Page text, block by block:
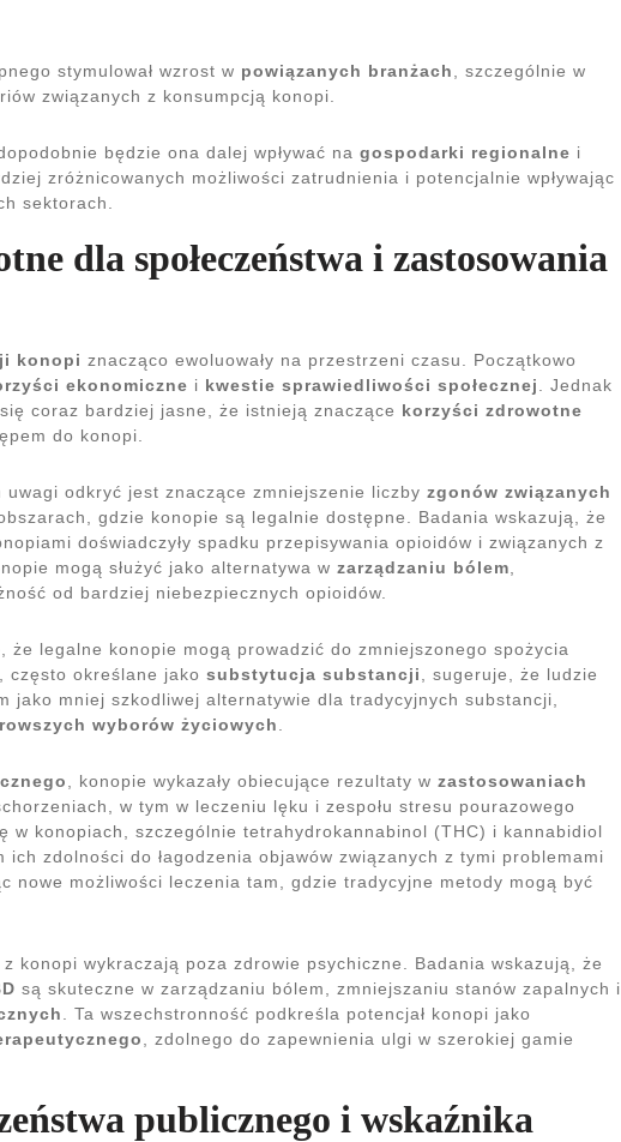
stymulował wzrost w powiązanych branżach
, szczególnie w
związanych z konsumpcją konopi.
będzie ona dalej wpływać na gospodarki regionalne i
zróżnicowanych możliwości zatrudnienia i potencjalnie wpływając
sektorach.
dla społeczeństwa i zastosowania
konopi znacząco ewoluowały na przestrzeni czasu. Początkowo
ekonomiczne i kwestie sprawiedliwości społecznej
. Jednak
coraz bardziej jasne, że istnieją znaczące korzyści zdrowotne
do konopi.
odkryć jest znaczące zmniejszenie liczby zgonów związanych
gdzie konopie są legalnie dostępne. Badania wskazują, że
doświadczyły spadku przepisywania opioidów i związanych z
mogą służyć jako alternatywa w zarządzaniu bólem
od bardziej niebezpiecznych opioidów.
że legalne konopie mogą prowadzić do zmniejszonego spożycia
często określane jako substytucja substancji
, sugeruje, że ludzie
jako mniej szkodliwej alternatywie dla tradycyjnych substancji,
wyborów życiowych
, konopie wykazały obiecujące rezultaty w zastosowaniach
w tym w leczeniu lęku i zespołu stresu pourazowego
w konopiach, szczególnie tetrahydrokannabinol (THC) i kannabidiol
ich zdolności do łagodzenia objawów związanych z tymi problemami
nowe możliwości leczenia tam, gdzie tradycyjne metody mogą być
konopi wykraczają poza zdrowie psychiczne. Badania wskazują, że
są skuteczne w zarządzaniu bólem, zmniejszaniu stanów zapalnych i
. Ta wszechstronność podkreśla potencjał konopi jako
, zdolnego do zapewnienia ulgi w szerokiej gamie
publicznego i wskaźnika